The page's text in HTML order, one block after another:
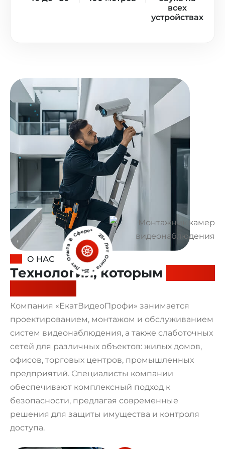
всех
устройствах
25+ Лет Опыта * 25+ Лет Опыта В Сфере*
О НАС
Технологии, которым
Компания «ЕкатВидеоПрофи» занимается
проектированием, монтажом и обслуживанием
систем видеонаблюдения, а также слаботочных
сетей для различных объектов: жилых домов,
офисов, торговых центров, промышленных
предприятий. Специалисты компании
обеспечивают комплексный подход к
безопасности, предлагая современные
решения для защиты имущества и контроля
доступа.